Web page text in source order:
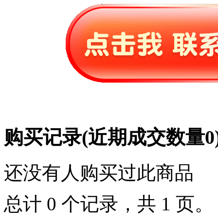
购买记录(近期成交数量0
还没有人购买过此商品
总计 0 个记录，共 1 页。